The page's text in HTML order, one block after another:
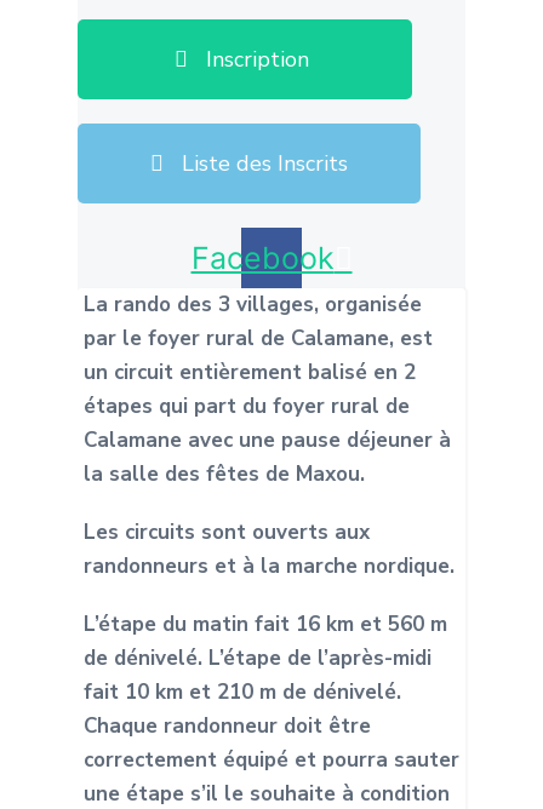
Inscription
Liste des Inscrits
Facebook
La rando des 3 villages, organisée
par le foyer rural de Calamane, est
un circuit entièrement balisé en 2
étapes qui part du foyer rural de
Calamane avec une pause déjeuner à
la salle des fêtes de Maxou.
Les circuits sont ouverts aux
randonneurs et à la marche nordique.
L’étape du matin fait 16 km et 560 m
de dénivelé. L’étape de l’après-midi
fait 10 km et 210 m de dénivelé.
Chaque randonneur doit être
correctement équipé et pourra sauter
une étape s’il le souhaite à condition